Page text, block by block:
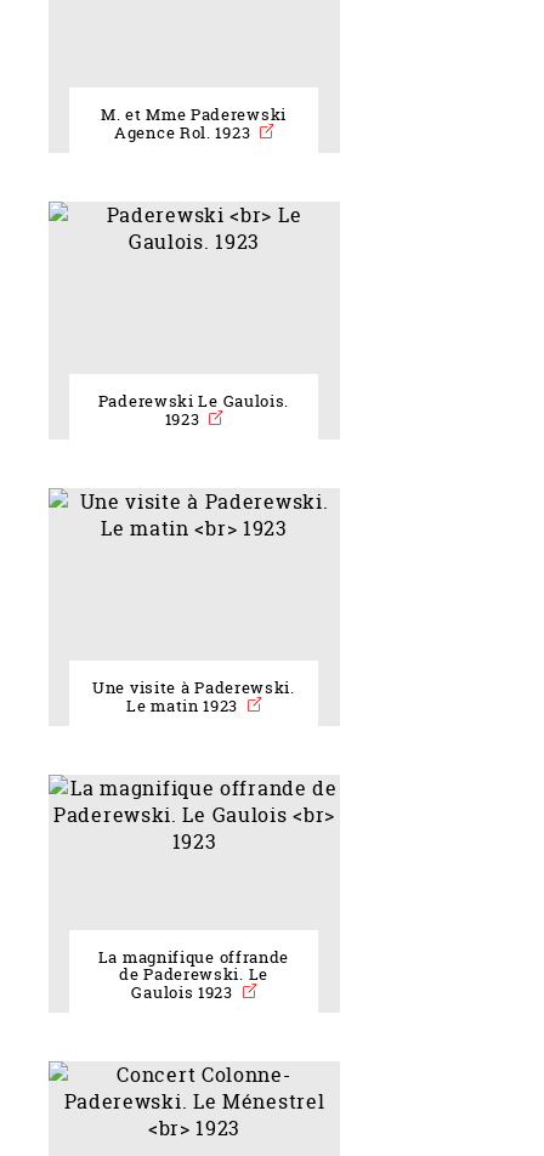
M. et Mme Paderewski
Agence Rol. 1923
Paderewski Le Gaulois.
1923
Une visite à Paderewski.
Le matin 1923
La magnifique offrande
de Paderewski. Le
Gaulois 1923